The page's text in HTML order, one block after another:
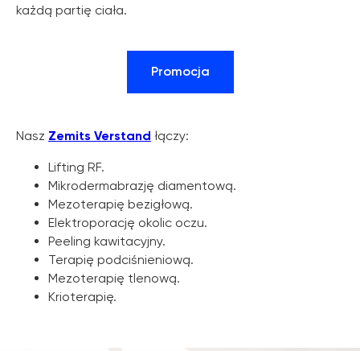
każdą partię ciała.
Promocja
Nasz Zemits Verstand łączy:
Lifting RF.
Mikrodermabrazję diamentową.
Mezoterapię bezigłową.
Elektroporację okolic oczu.
Peeling kawitacyjny.
Terapię podciśnieniową.
Mezoterapię tlenową.
Krioterapię.